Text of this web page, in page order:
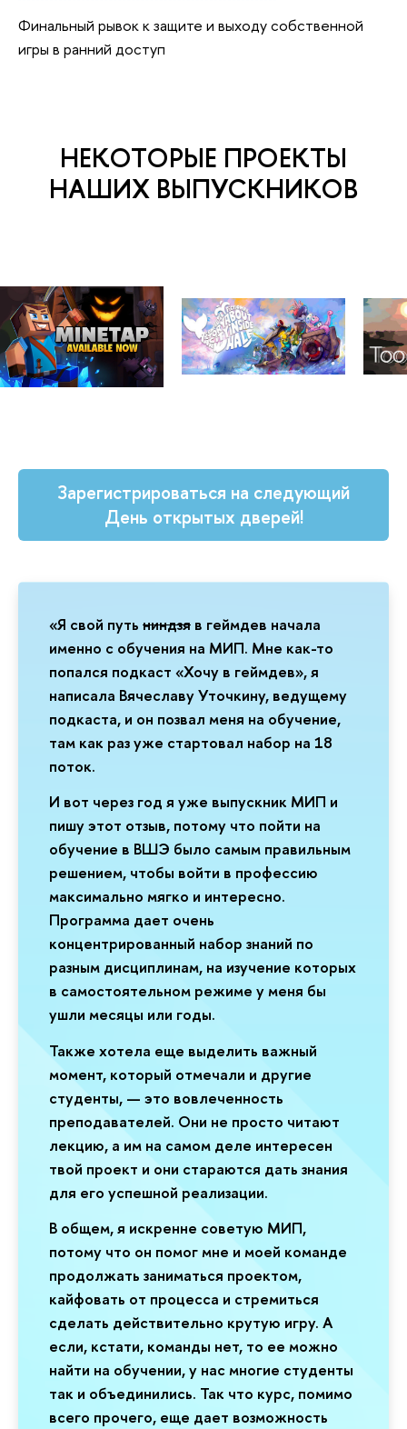
Финальный рывок к защите и выходу собственной
игры в ранний доступ
НЕКОТОРЫЕ ПРОЕКТЫ
НАШИХ ВЫПУСКНИКОВ
Зарегистрироваться на следующий
День открытых дверей!
«Я свой путь ниндзя в геймдев начала
именно с обучения на МИП. Мне как-то
попался подкаст «Хочу в геймдев», я
написала Вячеславу Уточкину, ведущему
подкаста, и он позвал меня на обучение,
там как раз уже стартовал набор на 18
поток.
И вот через год я уже выпускник МИП и
пишу этот отзыв, потому что пойти на
обучение в ВШЭ было самым правильным
решением, чтобы войти в профессию
максимально мягко и интересно.
Программа дает очень
концентрированный набор знаний по
разным дисциплинам, на изучение которых
в самостоятельном режиме у меня бы
ушли месяцы или годы.
Также хотела еще выделить важный
момент, который отмечали и другие
студенты, — это вовлеченность
преподавателей. Они не просто читают
лекцию, а им на самом деле интересен
твой проект и они стараются дать знания
для его успешной реализации.
В общем, я искренне советую МИП,
потому что он помог мне и моей команде
продолжать заниматься проектом,
кайфовать от процесса и стремиться
сделать действительно крутую игру. А
если, кстати, команды нет, то ее можно
найти на обучении, у нас многие студенты
так и объединились. Так что курс, помимо
всего прочего, еще дает возможность